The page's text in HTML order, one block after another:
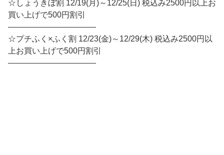
☆しょうきぼ割 12/19(月)～12/25(日) 税込み2500円以上お
買い上げで500円割引
———————————
☆プチふく×ふく割 12/23(金)～12/29(木) 税込み2500円以
上お買い上げで500円割引
———————————